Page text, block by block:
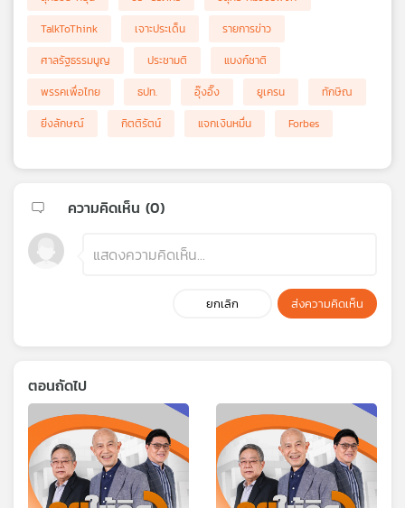
TalkToThink
เจาะประเด็น
รายการข่าว
ศาลรัฐธรรมนูญ
ประชามติ
แบงก์ชาติ
พรรคเพื่อไทย
ธปท. อุ๊งอิ๊ง ยูเครน
ทักษิณ
ยิ่งลักษณ์
กิตติรัตน์ แจกเงินหมื่น Forbes
ความคิดเห็น (0)
ยกเลิก ส่งความคิดเห็น
ตอนถัดไป